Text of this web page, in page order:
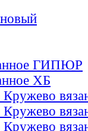
ГИПЮР
ХБ